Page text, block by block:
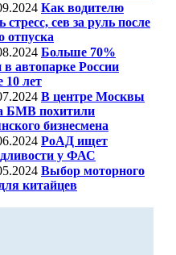
Как водителю
стресс, сев за руль после
отпуска
Больше 70%
автопарке России
10 лет
В центре Москвы
БМВ похитили
бизнесмена
РоАД ищет
у ФАС
Выбор моторного
китайцев